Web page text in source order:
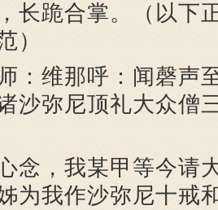
长跪合掌。（以下
）
维那呼：闻磬声
沙弥尼顶礼大众僧
，我某甲等今请
为我作沙弥尼十戒